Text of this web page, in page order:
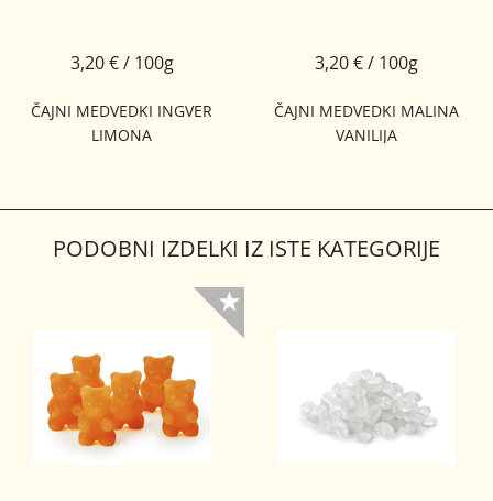
ČAJNI MEDVEDKI INGVER
LIMONA
3,20 € / 100g
ČAJNI MEDVEDKI MALINA
VANILIJA
3,20 € / 100g
PODOBNI IZDELKI IZ ISTE KATEGORIJE